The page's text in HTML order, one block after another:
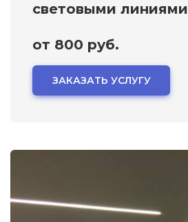
световыми линиями
от 800 руб.
ЗАКАЗАТЬ УСЛУГУ